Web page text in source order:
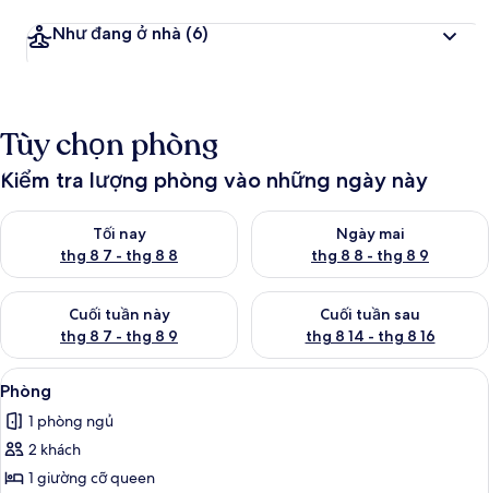
Như đang ở nhà (6)
Tùy chọn phòng
Kiểm tra lượng phòng vào những ngày này
Tối nay
thg 8 7 - thg 8 8
Kiểm tra lượng phòng tối nay từ thg 8 7 - thg 8 8
Ngày mai
thg 8 8 - thg 8 9
Kiểm tra lượng phòng ngày
Cuối tuần này
thg 8 7 - thg 8 9
Kiểm tra lượng phòng cuối tuần này từ thg 8 7 - thg 8 9
Cuối tuần sau
thg 8 14 - thg 8 16
Kiểm tra lượng phòng cuối
Xem
tất
cả
ảnh
Phòng
Phòng | Bàn, màn/rèm cản sáng,
3
Phòng
1 phòng ngủ
2 khách
1 giường cỡ queen